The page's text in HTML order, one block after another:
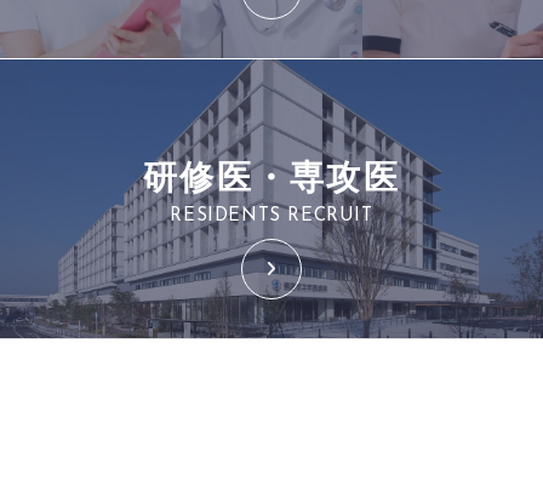
研修医・専攻医
RESIDENTS RECRUIT